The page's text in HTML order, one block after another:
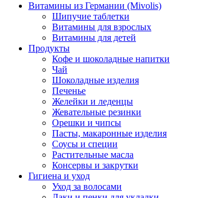
Витамины из Германии (Mivolis)
Шипучие таблетки
Витамины для взрослых
Витамины для детей
Продукты
Кофе и шоколадные напитки
Чай
Шоколадные изделия
Печенье
Желейки и леденцы
Жевательные резинки
Орешки и чипсы
Пасты, макаронные изделия
Соусы и специи
Растительные масла
Консервы и закрутки
Гигиена и уход
Уход за волосами